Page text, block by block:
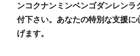
ンコクナンミンベンゴダンレンラ
付下さい。あなたの特別な支援に
げます。